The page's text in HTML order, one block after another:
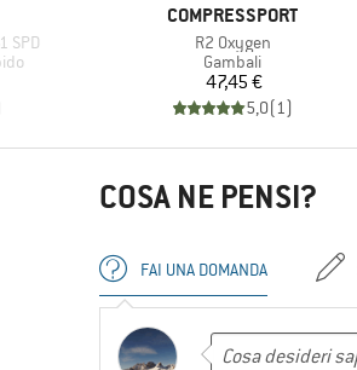
SPD
MARCHIO
COMPRESSPORT
Articolo
R2 Oxygen
Gruppo di prodotti
Gambali
Prezzo
47,45 €
5,0(1)
COSA NE PENSI?
FAI UNA DOMANDA